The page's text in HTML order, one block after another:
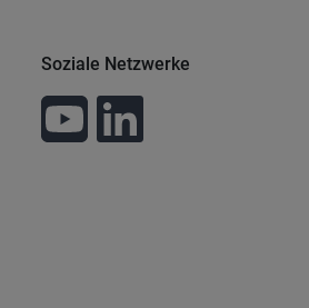
Soziale Netzwerke